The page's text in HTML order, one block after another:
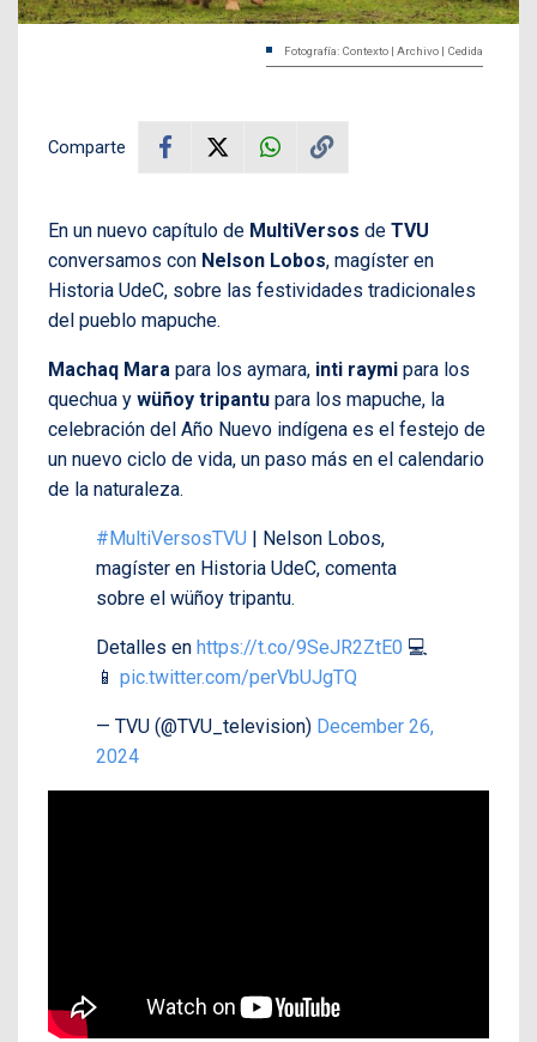
Fotografía: Contexto | Archivo | Cedida
Comparte
En un nuevo capítulo de MultiVersos de TVU
conversamos con Nelson Lobos, magíster en
Historia UdeC, sobre las festividades tradicionales
del pueblo mapuche.
Machaq Mara para los aymara, inti raymi para los
quechua y wüñoy tripantu para los mapuche, la
celebración del Año Nuevo indígena es el festejo de
un nuevo ciclo de vida, un paso más en el calendario
de la naturaleza.
#MultiVersosTVU | Nelson Lobos,
magíster en Historia UdeC, comenta
sobre el wüñoy tripantu.
Detalles en https://t.co/9SeJR2ZtE0 💻
📱 pic.twitter.com/perVbUJgTQ
— TVU (@TVU_television) December 26,
2024